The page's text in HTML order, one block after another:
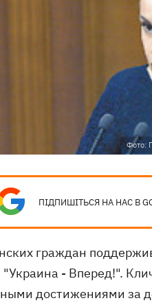
Фото:
ПІДПИШІТЬСЯ НА НАС В
граждан
- Вперед!".
достижениями за